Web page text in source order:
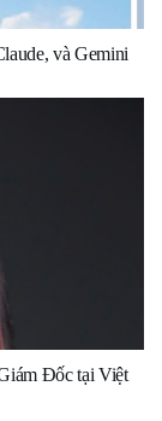
và Gemini
Đốc tại Việt